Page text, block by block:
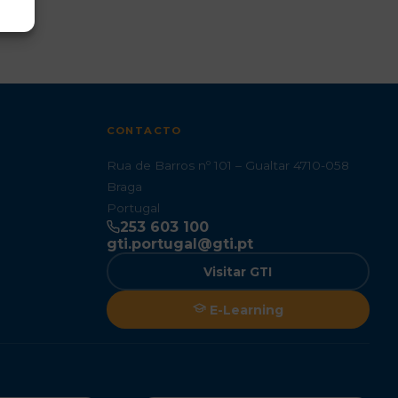
CONTACTO
Rua de Barros nº 101 – Gualtar 4710-058
Braga
Portugal
253 603 100
gti.portugal@gti.pt
Visitar GTI
E-Learning